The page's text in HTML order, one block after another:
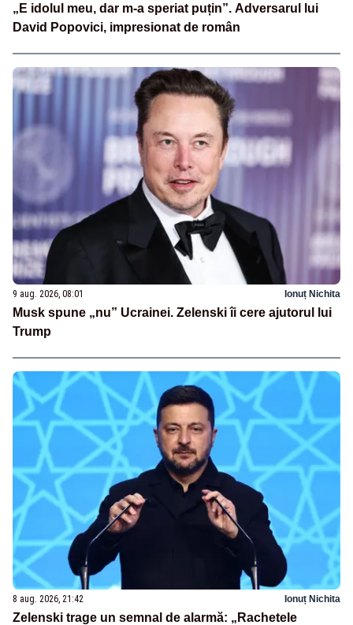
„E idolul meu, dar m-a speriat puțin”. Adversarul lui
David Popovici, impresionat de român
9 aug. 2026, 08:01 Ionuț Nichita
Musk spune „nu” Ucrainei. Zelenski îi cere ajutorul lui
Trump
8 aug. 2026, 21:42 Ionuț Nichita
Zelenski trage un semnal de alarmă: „Rachetele